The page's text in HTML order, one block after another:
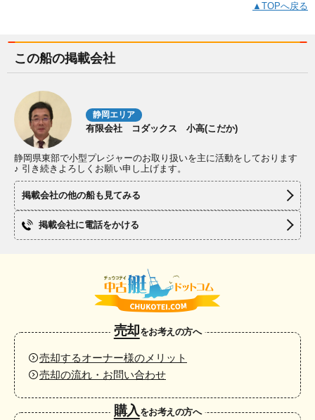
▲TOPへ戻る
この船の掲載会社
静岡エリア
有限会社 コダックス 小高(こだか)
静岡県東部で小型プレジャーのお取り扱いを主に活動をしております
♪ 引き続きよろしくお願い申し上げます。
掲載会社の他の船も見てみる
掲載会社に電話をかける
売却をお考えの方へ
売却するオーナー様のメリット
売却の流れ・お問い合わせ
購入 をお考えの方へ